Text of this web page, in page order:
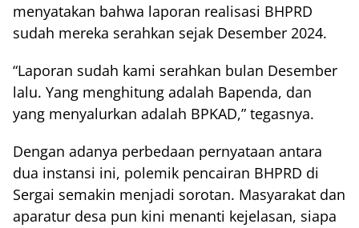
menyatakan bahwa laporan realisasi BHPRD
sudah mereka serahkan sejak Desember 2024.
“Laporan sudah kami serahkan bulan Desember
lalu. Yang menghitung adalah Bapenda, dan
yang menyalurkan adalah BPKAD,” tegasnya.
Dengan adanya perbedaan pernyataan antara
dua instansi ini, polemik pencairan BHPRD di
Sergai semakin menjadi sorotan. Masyarakat dan
aparatur desa pun kini menanti kejelasan, siapa